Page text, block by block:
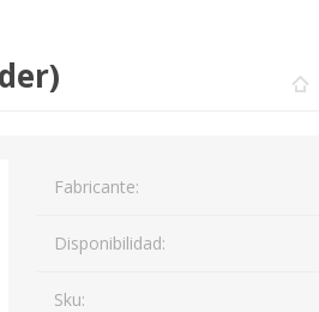
Fabricante:
Disponibilidad:
Sku: